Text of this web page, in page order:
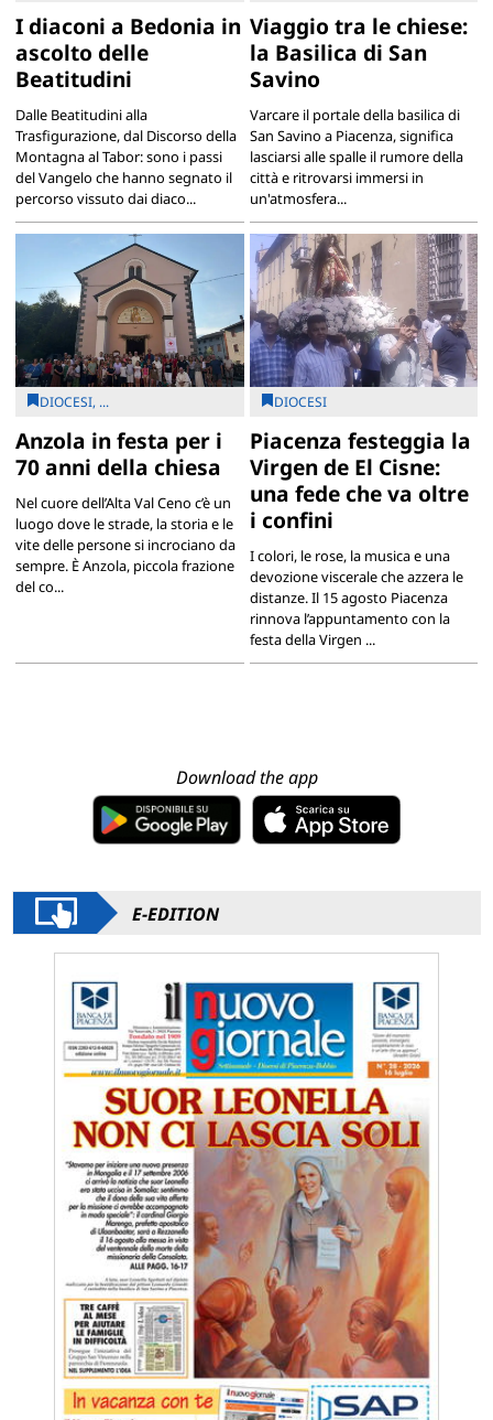
I diaconi a Bedonia in
ascolto delle
Beatitudini
Dalle Beatitudini alla
Trasfigurazione, dal Discorso della
Montagna al Tabor: sono i passi
del Vangelo che hanno segnato il
percorso vissuto dai diaco...
Viaggio tra le chiese:
la Basilica di San
Savino
Varcare il portale della basilica di
San Savino a Piacenza, significa
lasciarsi alle spalle il rumore della
città e ritrovarsi immersi in
un'atmosfera...
DIOCESI, ...
Anzola in festa per i
70 anni della chiesa
Nel cuore dell’Alta Val Ceno c’è un
luogo dove le strade, la storia e le
vite delle persone si incrociano da
sempre. È Anzola, piccola frazione
del co...
DIOCESI
Piacenza festeggia la
Virgen de El Cisne:
una fede che va oltre
i confini
I colori, le rose, la musica e una
devozione viscerale che azzera le
distanze. Il 15 agosto Piacenza
rinnova l’appuntamento con la
festa della Virgen ...
Download the app
E-EDITION